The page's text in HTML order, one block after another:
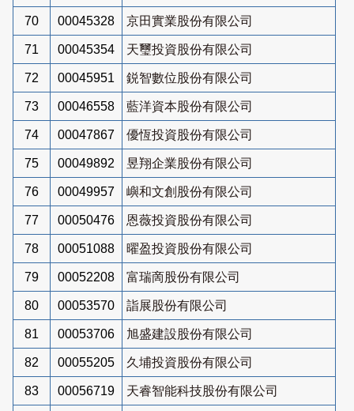
70 00045328 京田實業股份有限公司
71 00045354 天璽投資股份有限公司
72 00045951 鋭智數位股份有限公司
73 00046558 藍洋資本股份有限公司
74 00047867 優恆投資股份有限公司
75 00049892 昱翔企業股份有限公司
76 00049957 嶼和文創股份有限公司
77 00050476 恩薇投資股份有限公司
78 00051088 曜盈投資股份有限公司
79 00052208 富瑞啇股份有限公司
80 00053570 詣展股份有限公司
81 00053706 旭盛建設股份有限公司
82 00055205 久埔投資股份有限公司
83 00056719 天睿智能科技股份有限公司